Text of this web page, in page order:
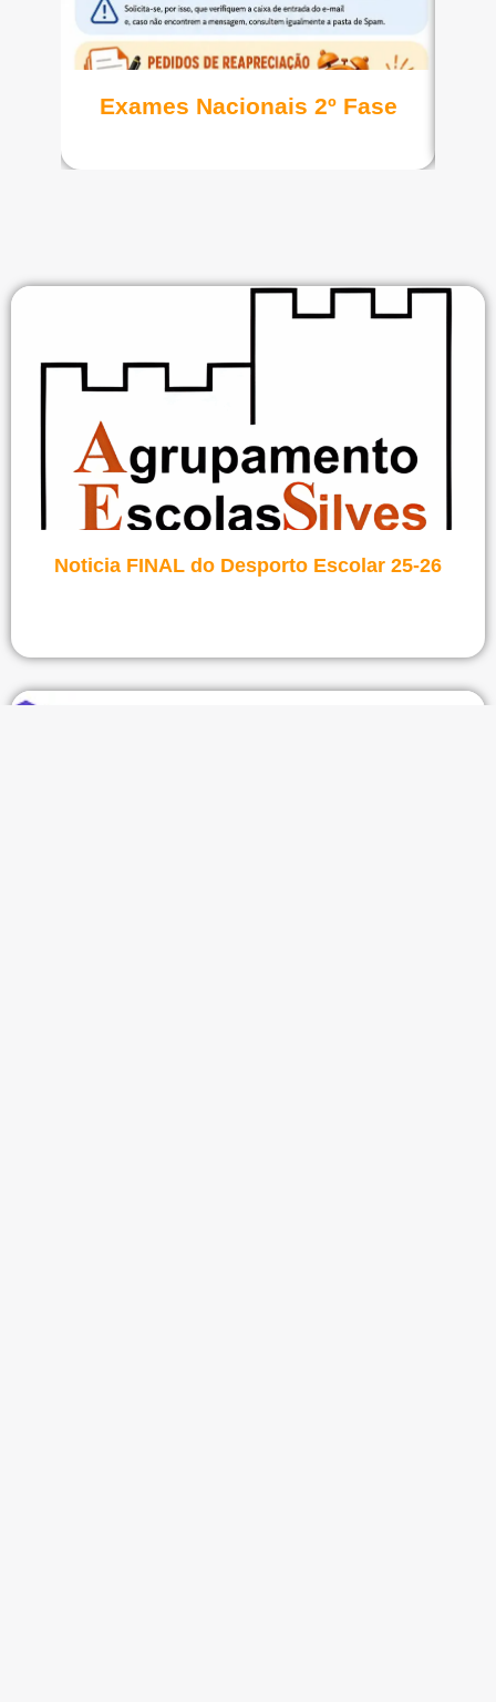
Exames Nacionais 2º Fase
Ver notícia
Noticia FINAL do Desporto Escolar 25-26